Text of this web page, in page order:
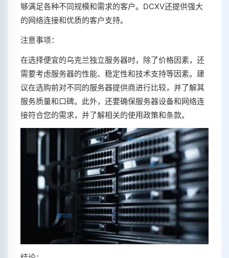
够满足各种不同规模和需求的客户。DCXV还提供强大
的网络连接和优质的客户支持。
注意事项：
在选择便宜的乌克兰独立服务器时，除了价格因素，还
需要考虑服务器的性能、稳定性和技术支持等因素。建
议在选购前对不同的服务器提供商进行比较，并了解其
服务质量和口碑。此外，还要确保服务器设备和网络连
接符合您的需求，并了解相关的使用政策和条款。